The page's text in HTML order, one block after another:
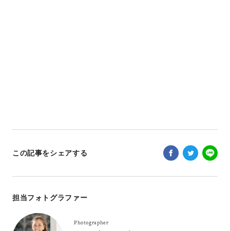
この記事をシェアする
担当フォトグラファー
Photographer